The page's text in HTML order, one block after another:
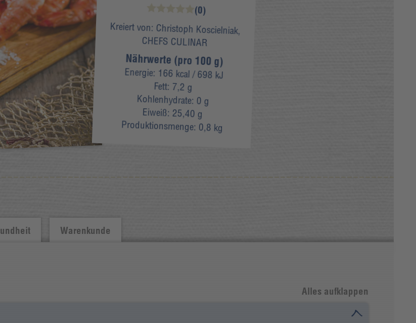
(0)
Kreiert von: Christoph Koscielniak,
CHEFS CULINAR
Nährwerte (pro 100 g)
Energie: 166 kcal/ 698 kJ
Fett: 7,2 g
Kohlenhydrate: 0 g
Eiweiß: 25,40 g
Produktionsmenge: 0,8 kg
Warenkunde
Alles aufklappen